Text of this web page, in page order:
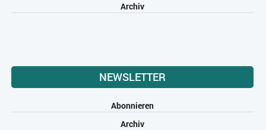
Archiv
NEWSLETTER
Abonnieren
Archiv